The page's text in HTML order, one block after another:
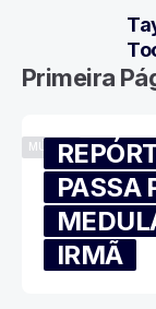
Primeira
MÚSICA
PASSA
IRMÃ